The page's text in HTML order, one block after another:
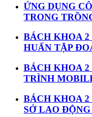
ỨNG DỤNG
TRONG
BÁCH KHOA
HUẤN TẬP
BÁCH KHOA
TRÌNH
BÁCH KHOA 2
SỞ LAO